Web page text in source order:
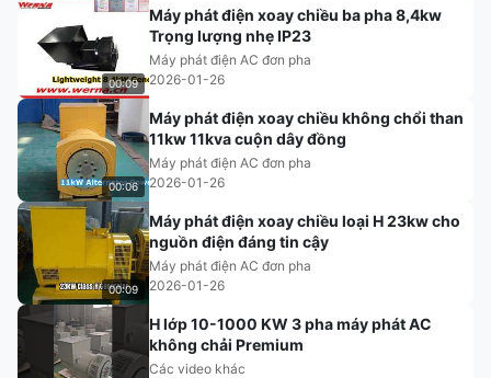
00:09
Máy phát điện xoay chiều ba pha 8,4kw
Trọng lượng nhẹ IP23
Máy phát điện AC đơn pha
2026-01-26
00:06
Máy phát điện xoay chiều không chổi than
11kw 11kva cuộn dây đồng
Máy phát điện AC đơn pha
2026-01-26
00:09
Máy phát điện xoay chiều loại H 23kw cho
nguồn điện đáng tin cậy
Máy phát điện AC đơn pha
2026-01-26
H lớp 10-1000 KW 3 pha máy phát AC
không chải Premium
Các video khác